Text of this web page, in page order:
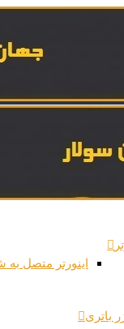
اینورتر متصل
باتری